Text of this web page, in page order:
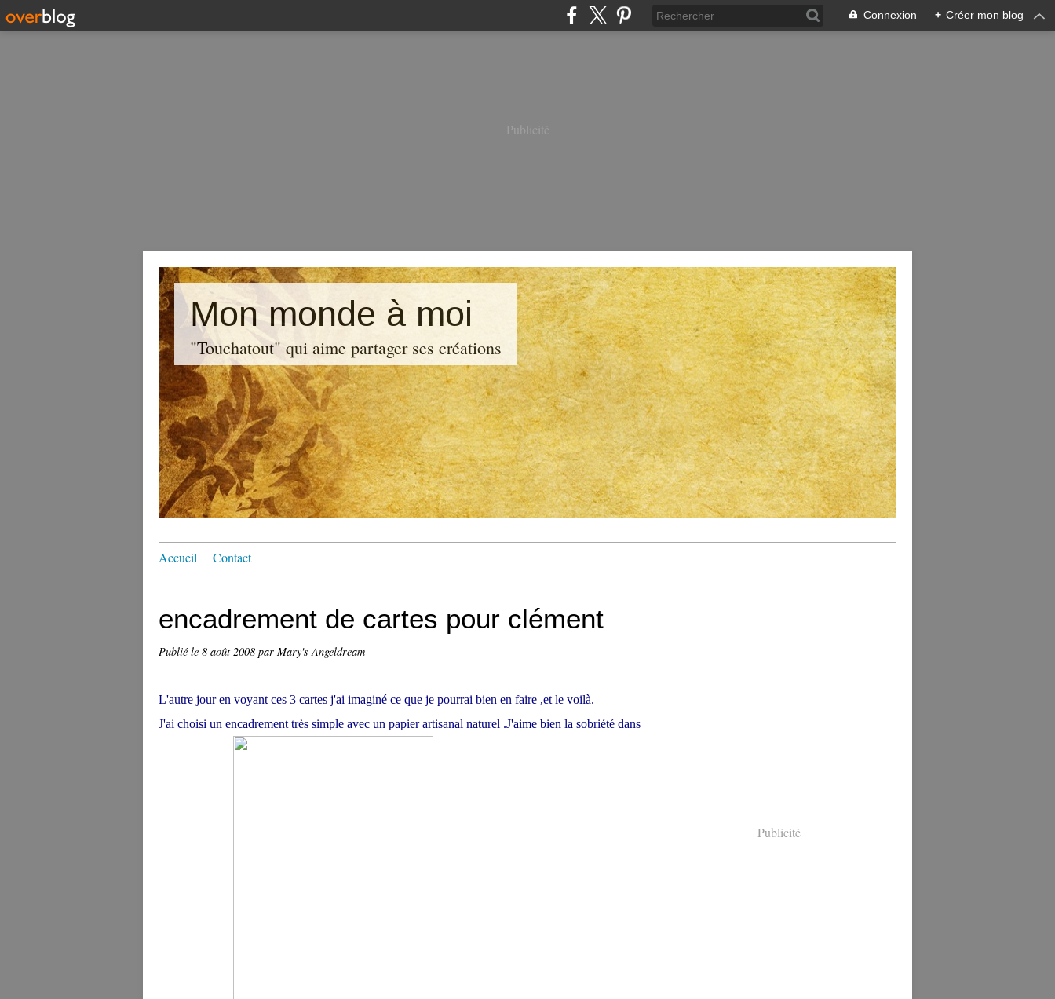
Connexion + Créer mon blog
Publicité
Mon monde à moi
"Touchatout" qui aime partager ses créations
Accueil Contact
encadrement de cartes pour clément
Publié le 8 août 2008 par Mary's Angeldream
L'autre jour en voyant ces 3 cartes j'ai imaginé ce que je pourrai bien en faire ,et le voilà.
J'ai choisi un encadrement très simple avec un papier artisanal naturel .J'aime bien la sobriété dans
Publicité